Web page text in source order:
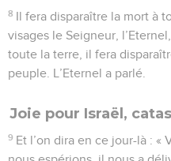
8 Il fera disparaître la mort à
visages le Seigneur,
toute la terre, il fera
peuple. L’Eternel a parlé.
Joie pour Israël,
9 Et l’on dira en ce jour-là : «